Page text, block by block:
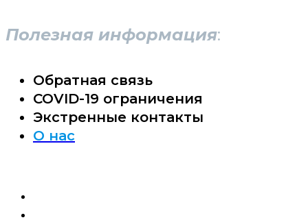
Полезная информация:
Обратная связь
COVID-19 ограничения
Экстренные контакты
О нас